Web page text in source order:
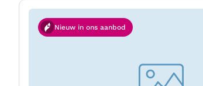
Nieuw in ons aanbod